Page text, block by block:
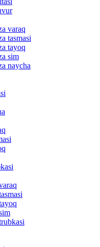
varaq
tasmasi
tayoq
sim
naycha